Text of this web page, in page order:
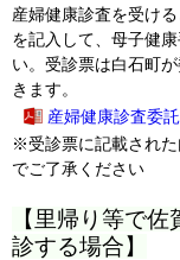
産婦健康診査を受け
を記入して、母子健
い。受診票は白石町
きます。
産婦健康診査委
※受診票に記載され
でご了承ください
【里帰り等で
診する場合】